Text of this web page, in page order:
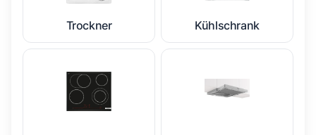
Trockner Kühlschrank